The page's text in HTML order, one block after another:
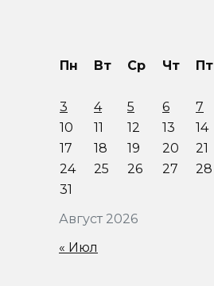
Август 2026
Пн Вт Ср Чт Пт
3
4 5 6 7
10
11 12 13 14
17
18 19 20 21
24
25 26 27 28
31
« Июл